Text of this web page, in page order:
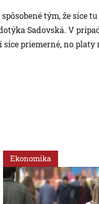
tým, že síce
Sadovská. V
priemerné, no platy
Ekonomika